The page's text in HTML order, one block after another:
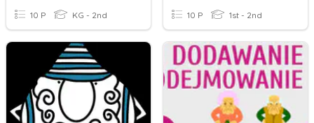
10 P KG - 2nd 10 P 1st - 2nd